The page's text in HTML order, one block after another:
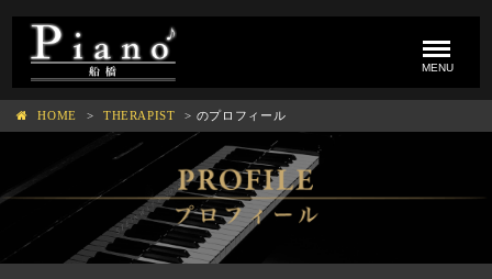
toggle
MENU
HOME THERAPIST のプロフィール